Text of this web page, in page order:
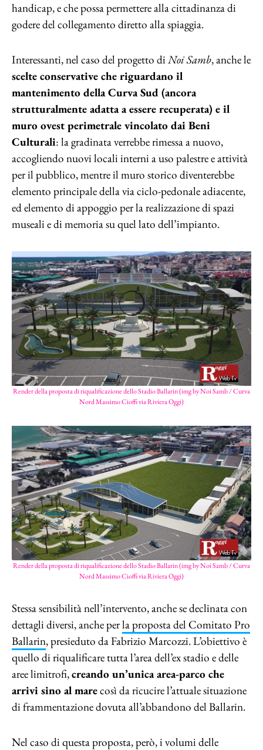
handicap, e che possa permettere alla cittadinanza di
godere del collegamento diretto alla spiaggia.
Interessanti, nel caso del progetto diNoi Samb, anche le
scelte conservative che riguardano il
mantenimento della Curva Sud (ancora
strutturalmente adatta a essere recuperata) e il
muro ovest perimetrale vincolato dai Beni
Culturali: la gradinata verrebbe rimessa a nuovo,
accogliendo nuovi locali interni a uso palestre e attività
per il pubblico, mentre il muro storico diventerebbe
elemento principale della via ciclo-pedonale adiacente,
ed elemento di appoggio per la realizzazione di spazi
museali e di memoria su quel lato dell’impianto.
Render della proposta di riqualificazione dello Stadio Ballarin (img by Noi Samb / Curva
Nord Massimo Cioffi via Riviera Oggi)
Render della proposta di riqualificazione dello Stadio Ballarin (img by Noi Samb / Curva
Nord Massimo Cioffi via Riviera Oggi)
Stessa sensibilità nell’intervento, anche se declinata con
dettagli diversi, anche perla proposta del Comitato Pro
Ballarin, presieduto da Fabrizio Marcozzi. L’obiettivo è
quello di riqualificare tutta l’area dell’ex stadio e delle
aree limitrofi,creando un’unica area-parco che
arrivi sino al marecosì da ricucire l’attuale situazione
di frammentazione dovuta all’abbandono del Ballarin.
Nel caso di questa proposta, però, i volumi delle